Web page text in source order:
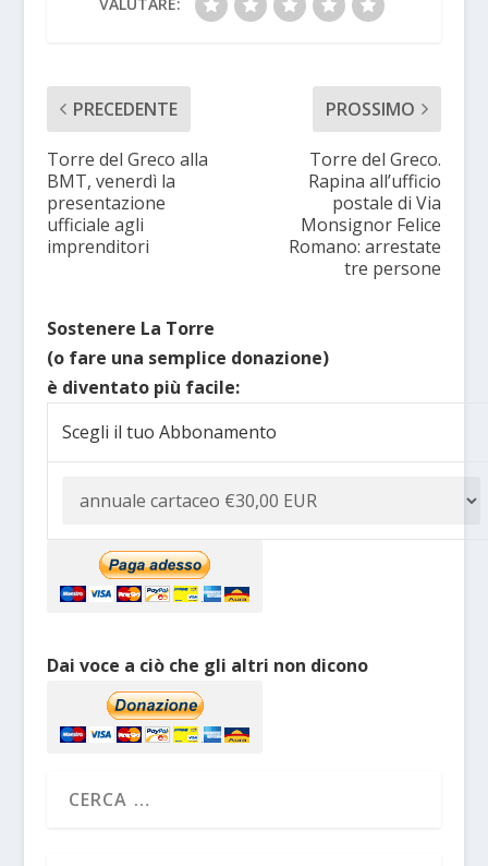
PRECEDENTE
Torre del Greco alla
BMT, venerdì la
presentazione
ufficiale agli
imprenditori
PROSSIMO
Torre del Greco.
Rapina all’ufficio
postale di Via
Monsignor Felice
Romano: arrestate
tre persone
Sostenere La Torre
(o fare una semplice donazione)
è diventato più facile:
Scegli il tuo Abbonamento
Dai voce a ciò che gli altri non dicono